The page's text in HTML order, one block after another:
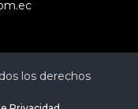
los derechos